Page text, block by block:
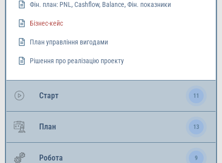
Фін. план: PNL, Cashflow, Balance, Фін. показники
Бізнес-кейс
План управління вигодами
Рішення про реалізацію проекту
Старт 11
План 13
Робота 9